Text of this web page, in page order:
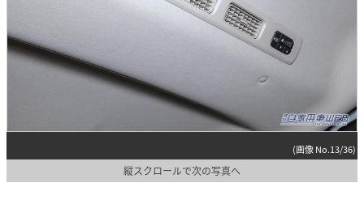
(画像 No.13/36)
縦スクロールで次の写真へ